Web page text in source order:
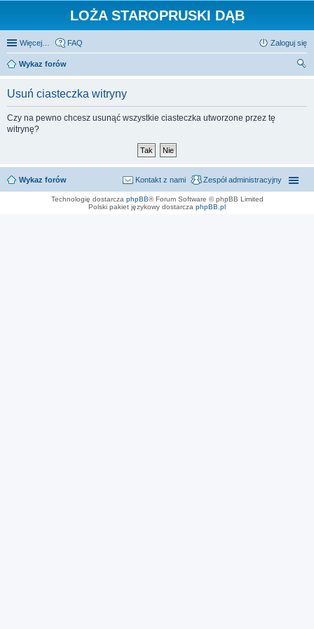
LOŻA STAROPRUSKI DĄB
Więcej… FAQ Zaloguj się
Wykaz forów
Usuń ciasteczka witryny
Czy na pewno chcesz usunąć wszystkie ciasteczka utworzone przez tę
witrynę?
Wykaz forów Zespół administracyjny
Kontakt z nami
Technologię dostarcza phpBB® Forum Software © phpBB Limited
Polski pakiet językowy dostarcza phpBB.pl